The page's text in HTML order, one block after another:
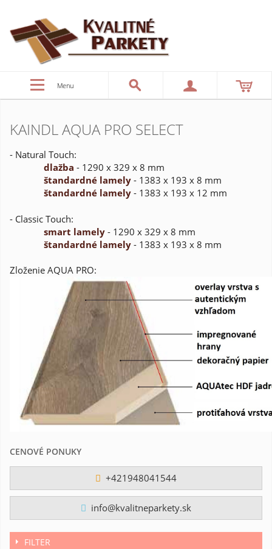
Menu
KAINDL AQUA PRO SELECT
- Natural Touch:
dlažba - 1290 x 329 x 8 mm
štandardné lamely - 1383 x 193 x 8 mm
štandardné lamely - 1383 x 193 x 12 mm
- Classic Touch:
smart lamely - 1290 x 329 x 8 mm
štandardné lamely - 1383 x 193 x 8 mm
Zloženie AQUA PRO:
CENOVÉ PONUKY
+421948041544
info@kvalitneparkety.sk
FILTER